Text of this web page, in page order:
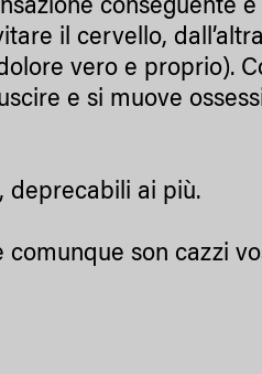
conseguente
il cervello,
vero e proprio).
e si muove
deprecabili ai più.
son cazzi